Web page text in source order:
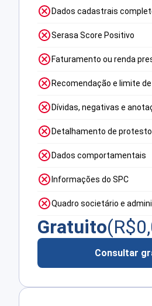
Dados cadastrais
Serasa Score Positivo
Faturamento ou renda
Recomendação e limite
Dívidas, negativas e
Detalhamento de
Dados comportamentais
Informações do SPC
Quadro societário e
Gratuito(R$
Consultar